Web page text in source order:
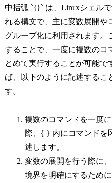
中括弧 `{}` は、Linuxシェル
れる構文で、主に変数展開や
グループ化に利用されます。
することで、一度に複数のコ
とめて実行することが可能で
ば、以下のように記述するこ
す。
複数のコマンドを一度
際、{ } 内にコマンドを
述します。
変数の展開を行う際に
境界を明確にするため